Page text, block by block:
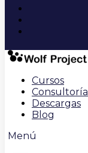
Cursos
Consultoría
Descargas
Blog
Menú